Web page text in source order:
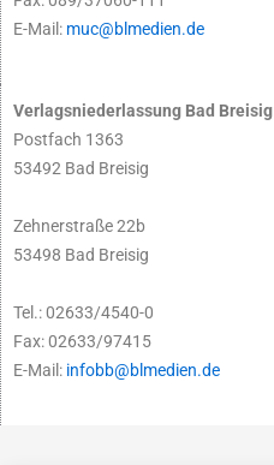
E-Mail: muc@blmedien.de
Verlagsniederlassung Bad Breisig
Postfach 1363
53492 Bad Breisig
Zehnerstraße 22b
53498 Bad Breisig
Tel.: 02633/4540-0
Fax: 02633/97415
E-Mail: infobb@blmedien.de